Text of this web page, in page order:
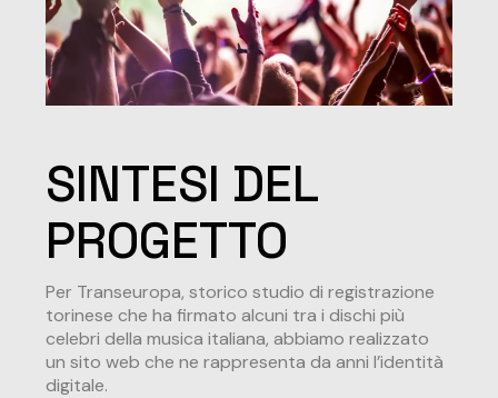
SINTESI DEL
PROGETTO
Per Transeuropa, storico studio di registrazione
torinese che ha firmato alcuni tra i dischi più
celebri della musica italiana, abbiamo realizzato
un sito web che ne rappresenta da anni l’identità
digitale.